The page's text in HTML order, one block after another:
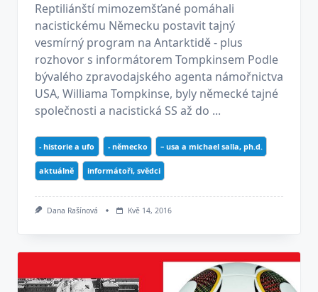
Reptiliánští mimozemšťané pomáhali
nacistickému Německu postavit tajný
vesmírný program na Antarktidě - plus
rozhovor s informátorem Tompkinsem Podle
bývalého zpravodajského agenta námořnictva
USA, Williama Tompkinse, byly německé tajné
společnosti a nacistická SS až do ...
- historie a ufo - německo – usa a michael salla, ph.d.
aktuálně informátoři, svědci
Dana Rašínová Kvě 14, 2016